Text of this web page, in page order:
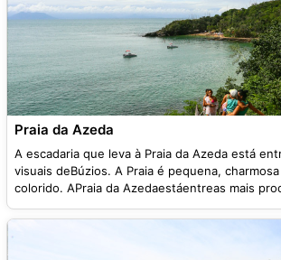
Praia da Azeda
A escadaria que leva à Praia da Azeda está
visuais deBúzios. A Praia é pequena,
colorido. APraia da Azedaestáentreas mais